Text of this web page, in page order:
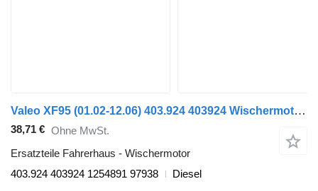
Valeo XF95 (01.02-12.06) 403.924 403924 Wischermotor für DAF XF95, XF105 (2001-2014) Sattelzugmaschine
38,71 € Ohne MwSt.
Ersatzteile Fahrerhaus - Wischermotor
403.924 403924 1254891 97938
Diesel